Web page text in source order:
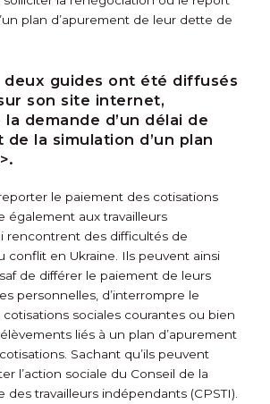
plan d’apurement de leur dette de
deux guides ont été diffusés
son site internet,
la demande d’un délai de
de la simulation d’un plan
le paiement des cotisations
également aux travailleurs
rencontrent des difficultés de
conflit en Ukraine. Ils peuvent ainsi
de différer le paiement de leurs
personnelles, d’interrompre le
sociales courantes ou bien
liés à un plan d’apurement
Sachant qu’ils peuvent
l’action sociale du Conseil de la
des travailleurs indépendants (CPSTI).